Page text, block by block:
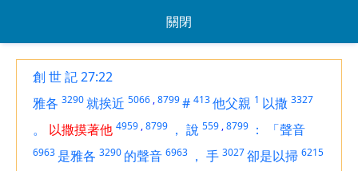
關閉
創 世 記 27:22
雅各 3290就挨近 5066 ,8799# 413他父親 1 以撒 3327
。 以撒摸著他 4959 ,8799 ， 說 559 ,8799 ： 「聲音
6963 是雅各 3290 的聲音 6963 ， 手 3027卻是以掃 6215